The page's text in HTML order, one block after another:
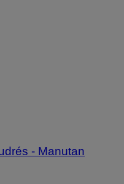
- Manutan